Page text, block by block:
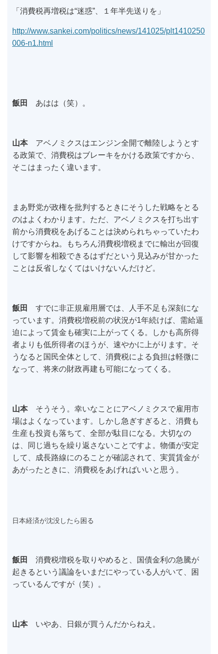
「消費税再増税は“迷惑”、１年半先送りを」
http://www.sankei.com/politics/news/141025/plt1410250
006-n1.html
飯田 あはは（笑）。
山本アベノミクスはエンジン全開で離陸しようとす
る政策で、消費税はブレーキをかける政策ですから、
そこはまったく違います。
まあ野党が政権を批判するときにそうした戦略をとる
のはよくわかります。ただ、アベノミクスを打ち出す
前から消費税をあげることは決められちゃっていたわ
けですからね。もちろん消費税増税までに輸出が回復
して影響を相殺できるはずだという見込みが甘かった
ことは反省しなくてはいけないんだけど。
飯田
すでに非正規雇用層では、人手不足も深刻にな
っています。消費税増税前の状況が1年続けば、需給逼
迫によって賃金も確実に上がってくる。しかも高所得
者よりも低所得者のほうが、速やかに上がります。そ
うなると国民全体として、消費税による負担は軽微に
なって、将来の財政再建も可能になってくる。
山本そうそう。幸いなことにアベノミクスで雇用市
場はよくなっています。しかし急ぎすぎると、消費も
生産も投資も落ちて、全部が駄目になる。大切なの
は、同じ過ちを繰り返さないことですよ。物価が安定
して、成長路線にのることが確認されて、実質賃金が
あがったときに、消費税をあげればいいと思う。
日本経済が沈没したら困る
飯田
消費税増税を取りやめると、国債金利の急騰が
起きるという議論をいまだにやっている人がいて、困
っているんですが（笑）。
山本いやあ、日銀が買うんだからねえ。